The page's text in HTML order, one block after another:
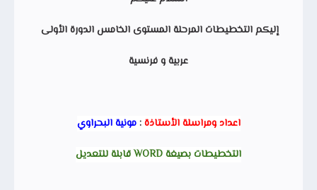
إليكم التخطيطات المرحلة المستوى الخامس الدورة الأولى
عربية و فرنسية
اعداد ومراسلة الأستاذة:مونية البحراوي
التخطيطات بصيغة WORD قابلة للتعديل